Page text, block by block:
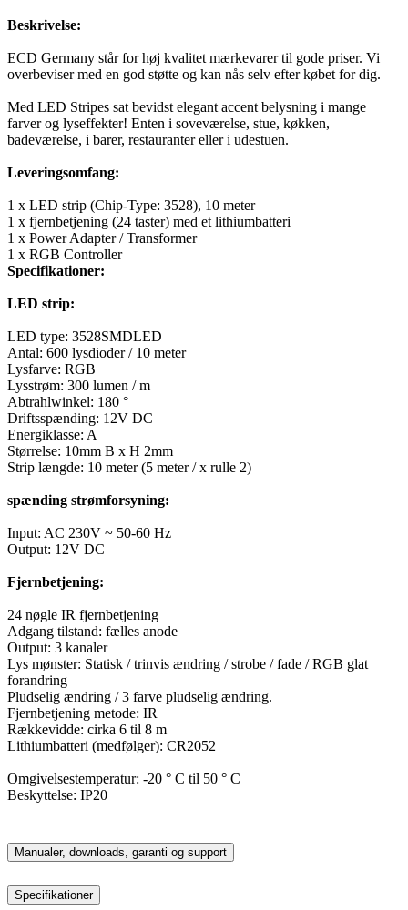
Beskrivelse:
ECD Germany står for høj kvalitet mærkevarer til gode priser. Vi
overbeviser med en god støtte og kan nås selv efter købet for dig.
Med LED Stripes sat bevidst elegant accent belysning i mange
farver og lyseffekter! Enten i soveværelse, stue, køkken,
badeværelse, i barer, restauranter eller i udestuen.
Leveringsomfang:
1 x LED strip (Chip-Type: 3528), 10 meter
1 x fjernbetjening (24 taster) med et lithiumbatteri
1 x Power Adapter / Transformer
1 x RGB Controller
Specifikationer:
LED strip:
LED type: 3528SMDLED
Antal: 600 lysdioder / 10 meter
Lysfarve: RGB
Lysstrøm: 300 lumen / m
Abtrahlwinkel: 180 °
Driftsspænding: 12V DC
Energiklasse: A
Størrelse: 10mm B x H 2mm
Strip længde: 10 meter (5 meter / x rulle 2)
spænding strømforsyning:
Input: AC 230V ~ 50-60 Hz
Output: 12V DC
Fjernbetjening:
24 nøgle IR fjernbetjening
Adgang tilstand: fælles anode
Output: 3 kanaler
Lys mønster: Statisk / trinvis ændring / strobe / fade / RGB glat
forandring
Pludselig ændring / 3 farve pludselig ændring.
Fjernbetjening metode: IR
Rækkevidde: cirka 6 til 8 m
Lithiumbatteri (medfølger): CR2052
Omgivelsestemperatur: -20 ° C til 50 ° C
Beskyttelse: IP20
Manualer, downloads, garanti og support
Specifikationer